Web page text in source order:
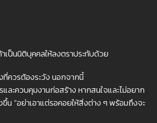
ป็นนิติบุคคลให้ลงตราประทับด้วย
ที่ควรต้องระวัง นอกจากนี้
ละควบคุมงานก่อสร้าง หากสนใจและไม่อยาก
น “อย่าเอาแต่รอคอยให้สิ่งต่าง ๆ พร้อมถึงจะ